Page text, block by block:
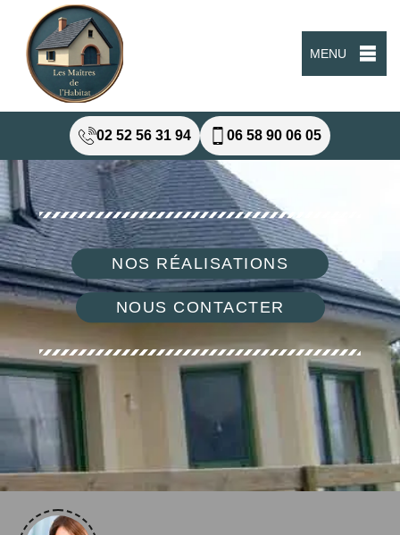
MENU
02 52 56 31 94 06 58 90 06 05
NOS RÉALISATIONS
NOUS CONTACTER